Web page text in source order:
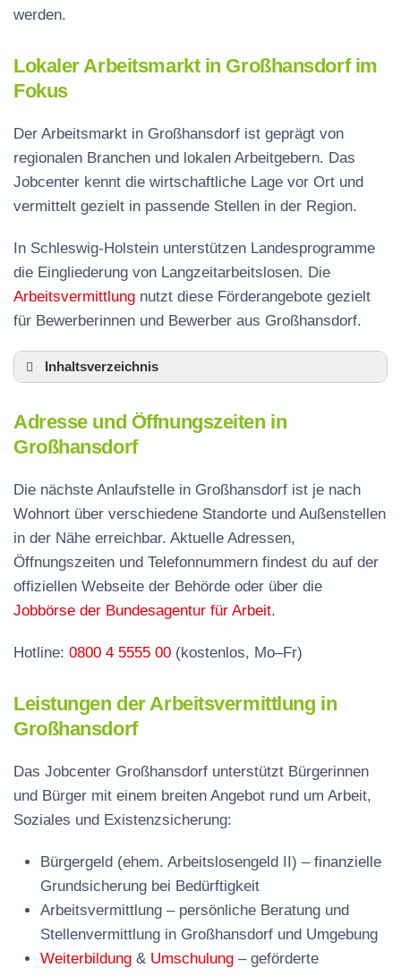
werden.
Lokaler Arbeitsmarkt in Großhansdorf im
Fokus
Der Arbeitsmarkt in Großhansdorf ist geprägt von
regionalen Branchen und lokalen Arbeitgebern. Das
Jobcenter kennt die wirtschaftliche Lage vor Ort und
vermittelt gezielt in passende Stellen in der Region.
In Schleswig-Holstein unterstützen Landesprogramme
die Eingliederung von Langzeitarbeitslosen. Die
Arbeitsvermittlung nutzt diese Förderangebote gezielt
für Bewerberinnen und Bewerber aus Großhansdorf.
Inhaltsverzeichnis
Leistungen der Arbeitsvermittlung in
Großhansdorf
Termin vereinbaren und Bürgergeld beantragen
Jobcenter Stormarn – zuständige Stelle
Großhansdorf
Häufige Fragen rund ums Jobcenter
Adresse und Öffnungszeiten in
Großhansdorf
Die nächste Anlaufstelle in Großhansdorf ist je nach
Wohnort über verschiedene Standorte und Außenstellen
in der Nähe erreichbar. Aktuelle Adressen,
Öffnungszeiten und Telefonnummern findest du auf der
offiziellen Webseite der Behörde oder über die
Jobbörse der Bundesagentur für Arbeit.
Hotline: 0800 4 5555 00 (kostenlos, Mo–Fr)
Leistungen der Arbeitsvermittlung in
Großhansdorf
Das Jobcenter Großhansdorf unterstützt Bürgerinnen
und Bürger mit einem breiten Angebot rund um Arbeit,
Soziales und Existenzsicherung:
Bürgergeld (ehem. Arbeitslosengeld II) – finanzielle
Grundsicherung bei Bedürftigkeit
Arbeitsvermittlung – persönliche Beratung und
Stellenvermittlung in Großhansdorf und Umgebung
Weiterbildung & Umschulung – geförderte